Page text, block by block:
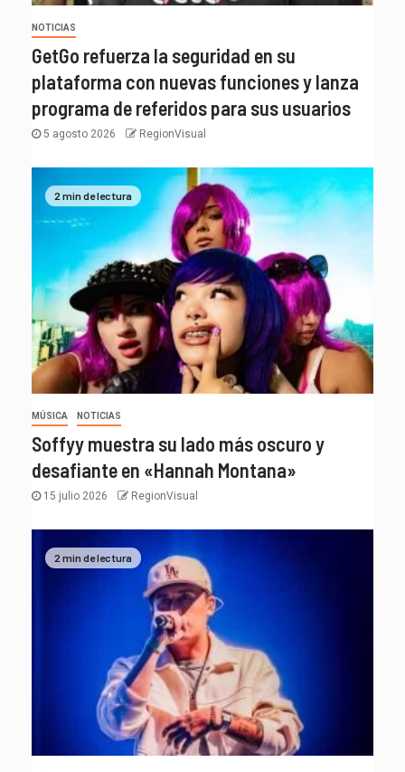
NOTICIAS
GetGo refuerza la seguridad en su
plataforma con nuevas funciones y lanza
programa de referidos para sus usuarios
5 agosto 2026 RegionVisual
2 min de lectura
MÚSICA NOTICIAS
Soffyy muestra su lado más oscuro y
desafiante en «Hannah Montana»
15 julio 2026 RegionVisual
2 min de lectura